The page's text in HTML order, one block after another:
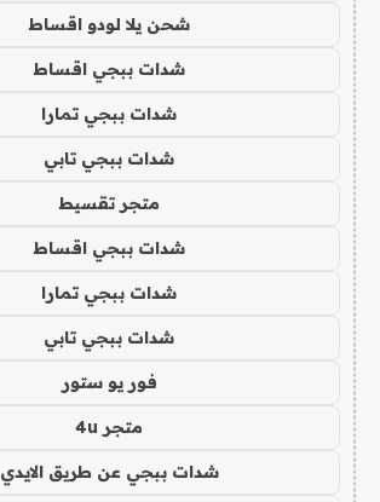
شحن يلا لودو اقساط
شدات ببجي اقساط
شدات ببجي تمارا
شدات ببجي تابي
متجر تقسيط
شدات ببجي اقساط
شدات ببجي تمارا
شدات ببجي تابي
فور يو ستور
متجر 4u
شدات ببجي عن طريق الايدي